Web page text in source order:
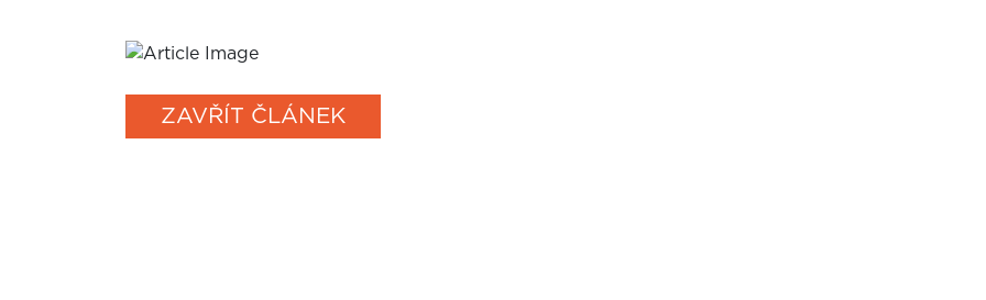
ZAVŘÍT ČLÁNEK